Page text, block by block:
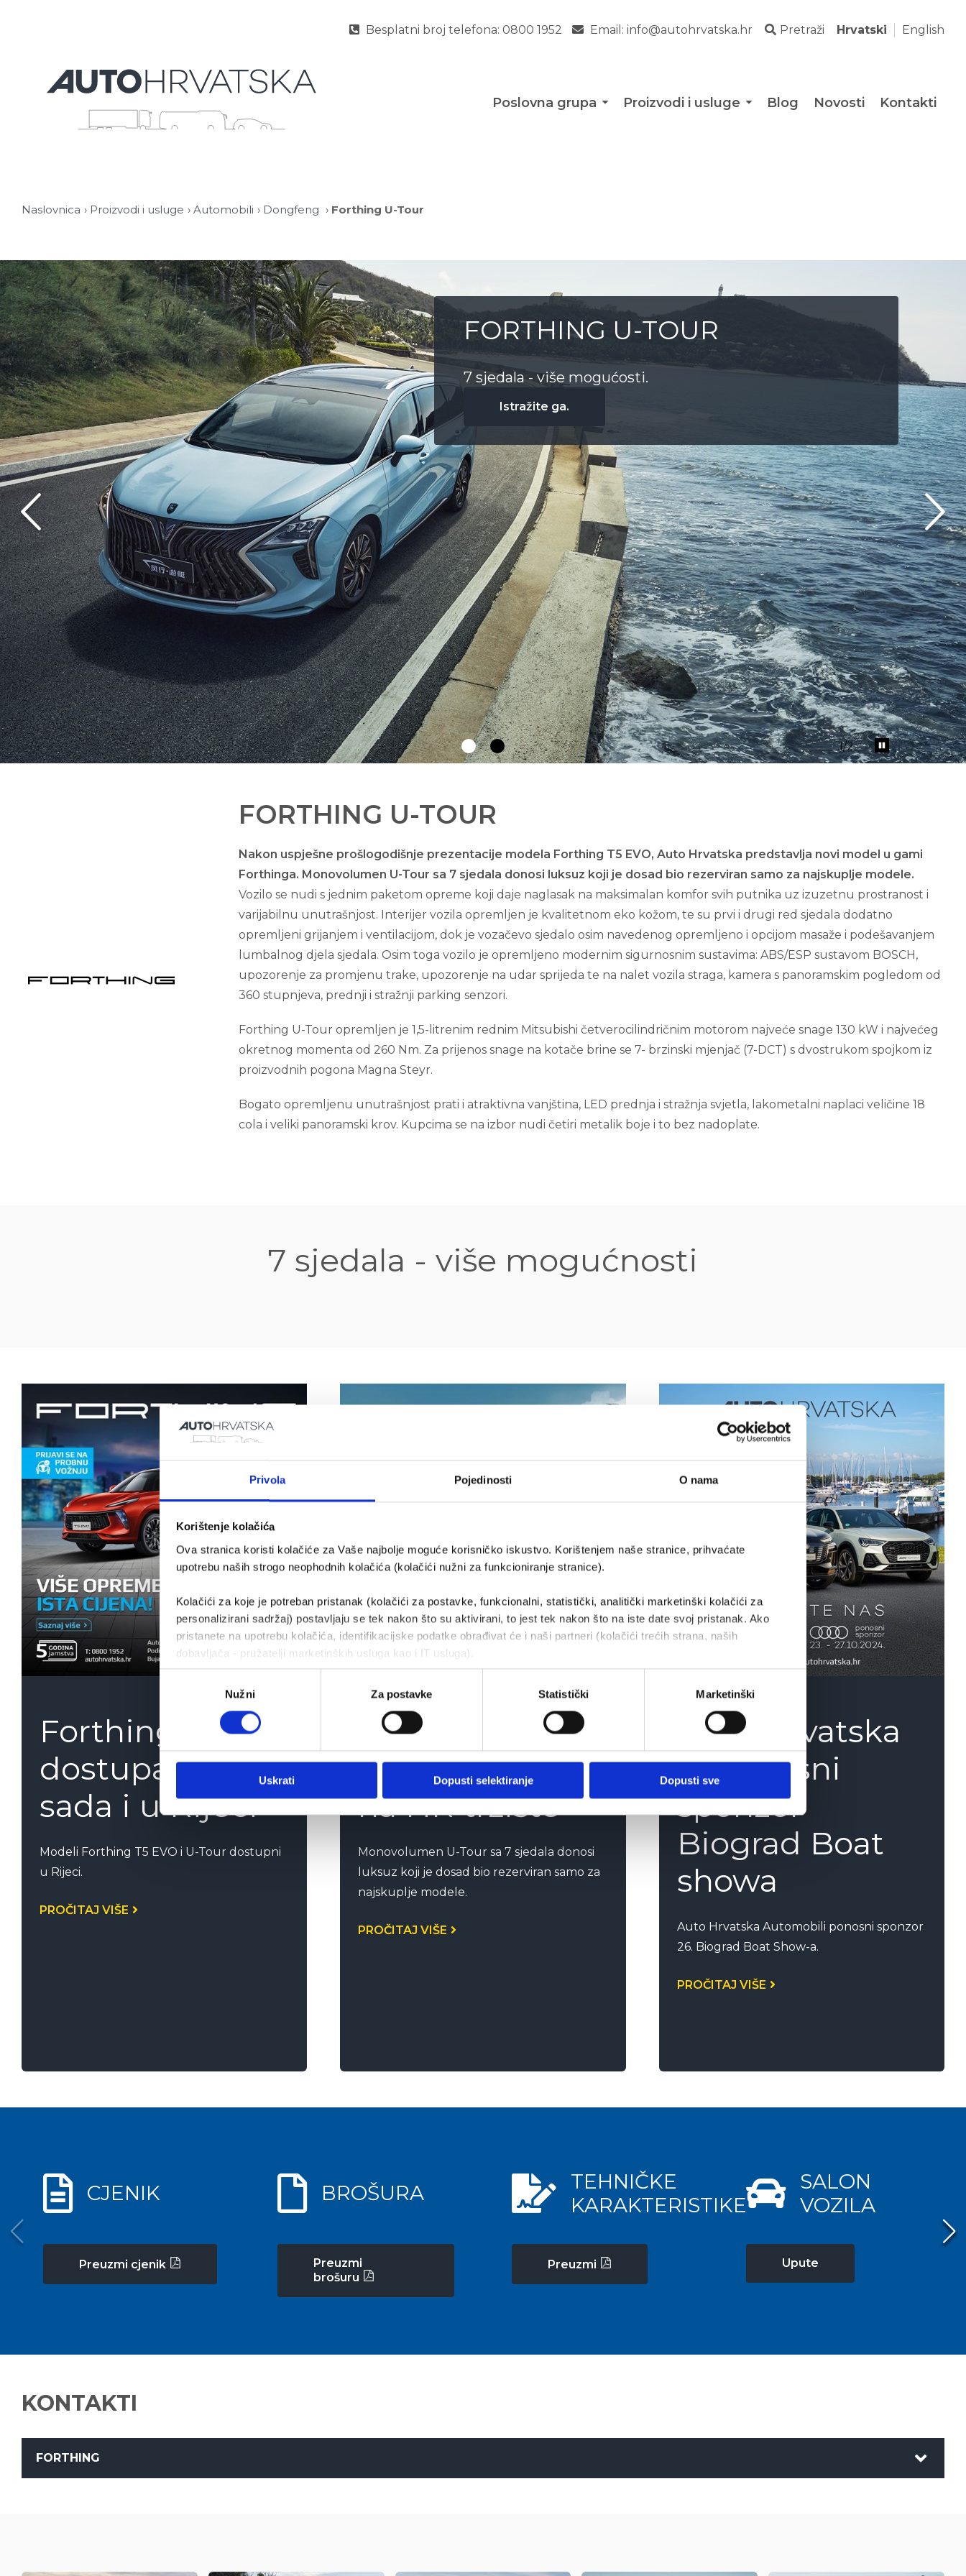
Privola Pojedinosti O nama
Korištenje kolačića
Ova stranica koristi kolačiće za Vaše najbolje moguće korisničko iskustvo. Korištenjem naše stranice, prihvaćate
upotrebu naših strogo neophodnih kolačića (kolačići nužni za funkcioniranje stranice).
Kolačići za koje je potreban pristanak (kolačići za postavke, funkcionalni, statistički, analitički marketinški kolačići za
personalizirani sadržaj) postavljaju se tek nakon što su aktivirani, to jest tek nakon što na iste date svoj pristanak. Ako
pristanete na upotrebu kolačića, identifikacijske podatke obrađivat će i naši partneri (kolačići trećih strana, naših
dobavljača - pružatelji marketinških usluga kao i IT usluga).
Odabir
Nužni Za postavke Statistički Marketinški
Uskrati Dopusti selektiranje Dopusti sve
Besplatni broj telefona: 0800 1952 Email: info@autohrvatska.hr Pretraži Hrvatski English
Poslovna grupa Proizvodi i usluge Blog Novosti Kontakti
Naslovnica Proizvodi i usluge Automobili Dongfeng Forthing U-Tour
2/2
FORTHING U-TOUR
Komfor svih putnika uz izuzetnu prostranost i varijabilnu
unutrašnjost.
FORTHING U-TOUR
Nakon uspješne prošlogodišnje prezentacije modela Forthing T5 EVO, Auto Hrvatska predstavlja novi model u gami
Forthinga. Monovolumen U-Tour sa 7 sjedala donosi luksuz koji je dosad bio rezerviran samo za najskuplje modele.
Vozilo se nudi s jednim paketom opreme koji daje naglasak na maksimalan komfor svih putnika uz izuzetnu prostranost i
varijabilnu unutrašnjost. Interijer vozila opremljen je kvalitetnom eko kožom, te su prvi i drugi red sjedala dodatno
opremljeni grijanjem i ventilacijom, dok je vozačevo sjedalo osim navedenog opremljeno i opcijom masaže i podešavanjem
lumbalnog djela sjedala. Osim toga vozilo je opremljeno modernim sigurnosnim sustavima: ABS/ESP sustavom BOSCH,
upozorenje za promjenu trake, upozorenje na udar sprijeda te na nalet vozila straga, kamera s panoramskim pogledom od
360 stupnjeva, prednji i stražnji parking senzori.
Forthing U-Tour opremljen je 1,5-litrenim rednim Mitsubishi četverocilindričnim motorom najveće snage 130 kW i najvećeg
okretnog momenta od 260 Nm. Za prijenos snage na kotače brine se 7- brzinski mjenjač (7-DCT) s dvostrukom spojkom iz
proizvodnih pogona Magna Steyr.
Bogato opremljenu unutrašnjost prati i atraktivna vanjština, LED prednja i stražnja svjetla, lakometalni naplaci veličine 18
cola i veliki panoramski krov. Kupcima se na izbor nudi četiri metalik boje i to bez nadoplate.
7 sjedala - više mogućnosti
Forthing
dostupan od
sada i u Rijeci
Modeli Forthing T5 EVO i U-Tour dostupni
u Rijeci.
PROČITAJ VIŠE
Novi Forthing
U-Tour stigao
na HR tržište
Monovolumen U-Tour sa 7 sjedala donosi
luksuz koji je dosad bio rezerviran samo za
najskuplje modele.
PROČITAJ VIŠE
Auto Hrvatska
je ponosni
sponzor
Biograd Boat
showa
Auto Hrvatska Automobili ponosni sponzor
26. Biograd Boat Show-a.
PROČITAJ VIŠE
CJENIK
Preuzmi cjenik
BROŠURA
Preuzmi
brošuru
TEHNIČKE
KARAKTERISTIKE
Preuzmi
SALON
VOZILA
Upute
KONTAKTI
FORTHING